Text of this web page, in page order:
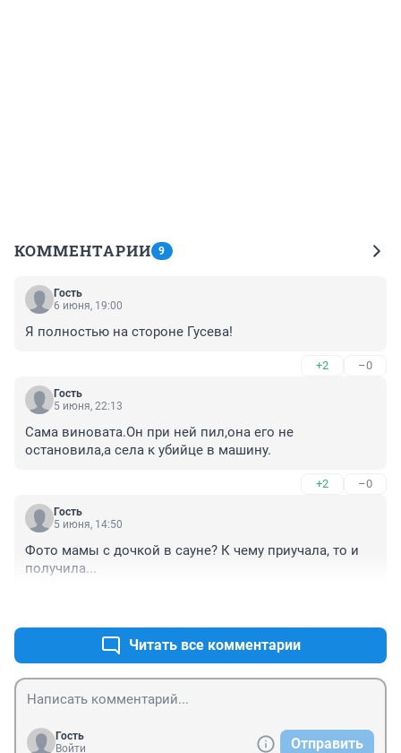
КОММЕНТАРИИ 9
Гость
6 июня, 19:00
Я полностью на стороне Гусева!
+2 –0
Гость
5 июня, 22:13
Сама виновата.Он при ней пил,она его не
остановила,а села к убийце в машину.
+2 –0
Гость
5 июня, 14:50
Фото мамы с дочкой в сауне? К чему приучала, то и
получила...
Читать все комментарии
Гость
Войти
Отправить